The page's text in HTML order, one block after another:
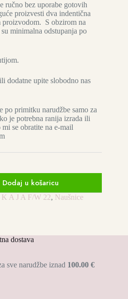
ručno bez uporabe gotovih
proizvesti dva indentična
proizvodom. S obzirom na
minimalna odstupanja po
dodatne upite slobodno nas
po primitku narudžbe samo za
je potrebna ranija izrada ili
se obratite na e-mail
Dodaj u košaricu
K A J A F/W 22, Naušnice
dostava
sve narudžbe iznad 100.00 €